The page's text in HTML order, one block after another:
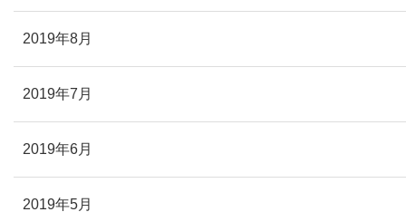
2019年8月
2019年7月
2019年6月
2019年5月